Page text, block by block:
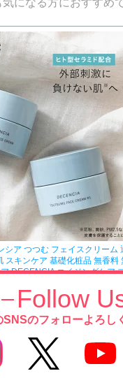
シア つつむ フェイスクリーム
スキンケア 基礎化粧品 無香料
DECENCIA エイジングケア
税込、送料無料) (2024/10/2時
楽天で購入
Follow
SNSのフォローよろし